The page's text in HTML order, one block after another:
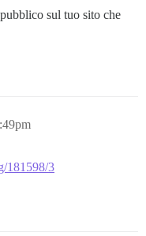
sul tuo sito che
181598/3